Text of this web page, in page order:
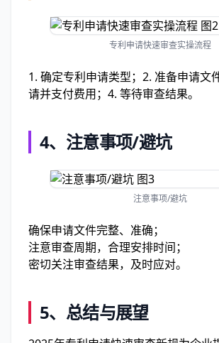
专利申请快速审查实操流程
1. 确定专利申请类型；2. 准备申请文
请并支付费用；4. 等待审查结果。
4、 注意事项/避坑
注意事项/避坑
确保申请文件完整、准确；
注意审查周期，合理安排时间；
密切关注审查结果，及时应对。
5、 总结与展望